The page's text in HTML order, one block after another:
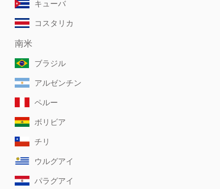
キューバ
コスタリカ
南米
ブラジル
アルゼンチン
ペルー
ボリビア
チリ
ウルグアイ
パラグアイ